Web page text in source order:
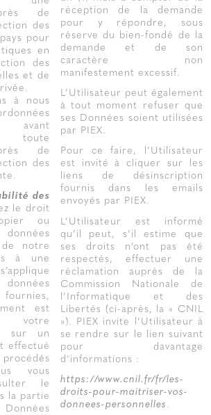
de
des
pour
en
des
et de
à nous
toute
de
des
des
le droit
ou
de notre
à une
est
sur un
effectué
vous
le
la partie
réception de la demande
pour y répondre, sous
réserve du bien-fondé de la
demande et de son
caractère non
manifestement excessif.
L’Utilisateur peut également
à tout moment refuser que
ses Données soient utilisées
par PIEX.
Pour ce faire, l’Utilisateur
est invité à cliquer sur les
liens de désinscription
fournis dans les emails
envoyés par PIEX.
L’Utilisateur est informé
qu’il peut, s’il estime que
ses droits n’ont pas été
respectés, effectuer une
réclamation auprès de la
Commission Nationale de
l’Informatique et des
Libertés (ci-après, la « CNIL
»). PIEX invite l’Utilisateur à
se rendre sur le lien suivant
pour davantage
d’informations :
https://www.cnil.fr/fr/les-
droits-pour-maitriser-vos-
donnees-personnelles .